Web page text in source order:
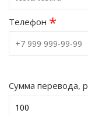
Телефон *
Сумма перевода,